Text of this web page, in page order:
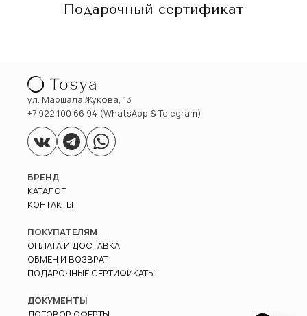
Подарочный сертификат
ул. Маршала Жукова, 13
+7 922 100 66 94 (WhatsApp & Telegram)
БРЕНД
КАТАЛОГ
КОНТАКТЫ
ПОКУПАТЕЛЯМ
ОПЛАТА И ДОСТАВКА
ОБМЕН И ВОЗВРАТ
ПОДАРОЧНЫЕ СЕРТИФИКАТЫ
ДОКУМЕНТЫ